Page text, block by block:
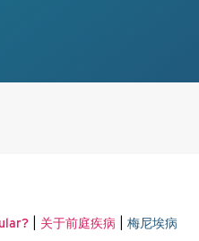
| 关于前庭疾病 梅尼埃病